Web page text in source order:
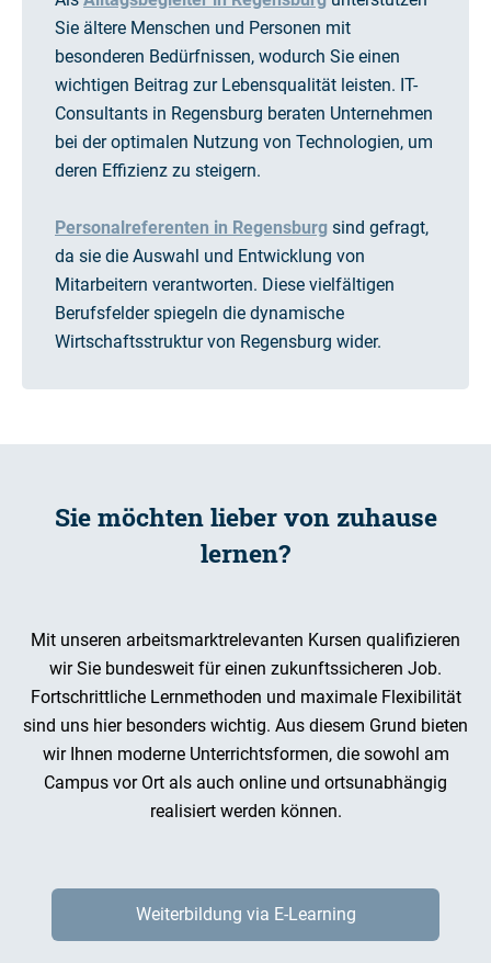
Sie ältere Menschen und Personen mit
besonderen Bedürfnissen, wodurch Sie einen
wichtigen Beitrag zur Lebensqualität leisten. IT-
Consultants in Regensburg beraten Unternehmen
bei der optimalen Nutzung von Technologien, um
deren Effizienz zu steigern.
Personalreferenten in Regensburg sind gefragt,
da sie die Auswahl und Entwicklung von
Mitarbeitern verantworten. Diese vielfältigen
Berufsfelder spiegeln die dynamische
Wirtschaftsstruktur von Regensburg wider.
Sie möchten lieber von zuhause
lernen?
Mit unseren arbeitsmarktrelevanten Kursen qualifizieren
wir Sie bundesweit für einen zukunftssicheren Job.
Fortschrittliche Lernmethoden und maximale Flexibilität
sind uns hier besonders wichtig. Aus diesem Grund bieten
wir Ihnen moderne Unterrichtsformen, die sowohl am
Campus vor Ort als auch online und ortsunabhängig
realisiert werden können.
Weiterbildung via E-Learning